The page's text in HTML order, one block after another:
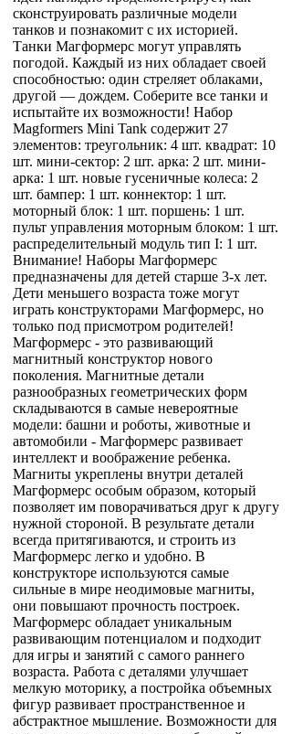
сконструировать различные модели
танков и познакомит с их историей.
Танки Магформерс могут управлять
погодой. Каждый из них обладает своей
способностью: один стреляет облаками,
другой — дождем. Соберите все танки и
испытайте их возможности! Набор
Magformers Mini Tank содержит 27
элементов: треугольник: 4 шт. квадрат: 10
шт. мини-сектор: 2 шт. арка: 2 шт. мини-
арка: 1 шт. новые гусеничные колеса: 2
шт. бампер: 1 шт. коннектор: 1 шт.
моторный блок: 1 шт. поршень: 1 шт.
пульт управления моторным блоком: 1 шт.
распределительный модуль тип I: 1 шт.
Внимание! Наборы Магформерс
предназначены для детей старше 3-х лет.
Дети меньшего возраста тоже могут
играть конструкторами Магформерс, но
только под присмотром родителей!
Магформерс - это развивающий
магнитный конструктор нового
поколения. Магнитные детали
разнообразных геометрических форм
складываются в самые невероятные
модели: башни и роботы, животные и
автомобили - Магформерс развивает
интеллект и воображение ребенка.
Магниты укреплены внутри деталей
Магформерс особым образом, который
позволяет им поворачиваться друг к другу
нужной стороной. В результате детали
всегда притягиваются, и строить из
Магформерс легко и удобно. В
конструкторе используются самые
сильные в мире неодимовые магниты,
они повышают прочность построек.
Магформерс обладает уникальным
развивающим потенциалом и подходит
для игры и занятий с самого раннего
возраста. Работа с деталями улучшает
мелкую моторику, а постройка объемных
фигур развивает пространственное и
абстрактное мышление. Возможности для